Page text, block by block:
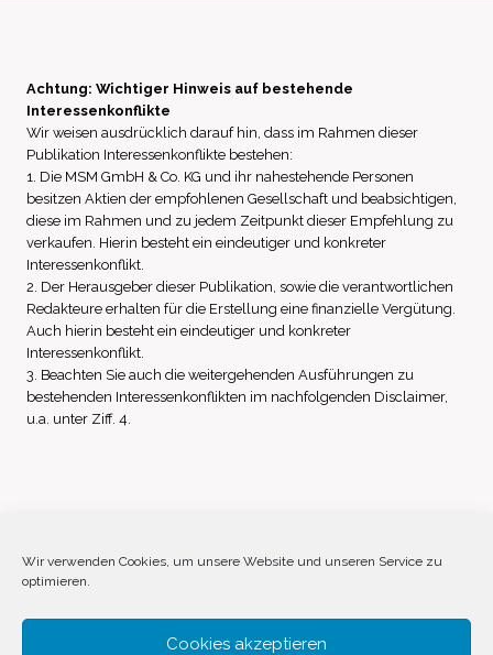
Wir verwenden Cookies, um unsere Website und unseren Service zu
optimieren.
Cookies akzeptieren
Achtung: Wichtiger Hinweis auf bestehende
Interessenkonflikte
Wir weisen ausdrücklich darauf hin, dass im Rahmen dieser
Publikation Interessenkonflikte bestehen:
1. Die MSM GmbH & Co. KG und ihr nahestehende Personen
besitzen Aktien der empfohlenen Gesellschaft und beabsichtigen,
diese im Rahmen und zu jedem Zeitpunkt dieser Empfehlung zu
verkaufen. Hierin besteht ein eindeutiger und konkreter
Interessenkonflikt.
2. Der Herausgeber dieser Publikation, sowie die verantwortlichen
Redakteure erhalten für die Erstellung eine finanzielle Vergütung.
Auch hierin besteht ein eindeutiger und konkreter
Interessenkonflikt.
3. Beachten Sie auch die weitergehenden Ausführungen zu
bestehenden Interessenkonflikten im nachfolgenden Disclaimer,
u.a. unter Ziff. 4.
Impressum Datenschutz
Disclaimer